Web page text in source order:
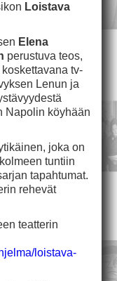
Loistava
Elena
perustuva teos,
tv-
Lenun ja
Napolin köyhään
joka on
tuntiin
tapahtumat.
rehevät
teatterin
loistava-